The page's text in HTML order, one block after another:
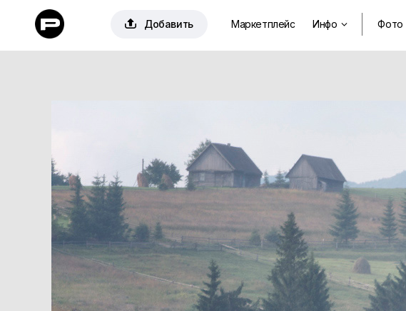
 Добавить Маркетплейс Инфо  Фото